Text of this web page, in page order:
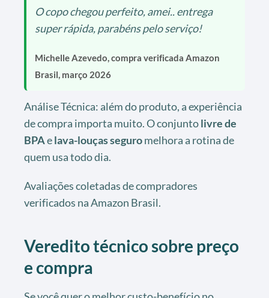
O copo chegou perfeito, amei.. entrega
super rápida, parabéns pelo serviço!
Michelle Azevedo, compra verificada Amazon
Brasil, março 2026
Análise Técnica: além do produto, a experiência
de compra importa muito. O conjuntolivre de
BPAelava-louças seguromelhora a rotina de
quem usa todo dia.
Avaliações coletadas de compradores
verificados na Amazon Brasil.
Veredito técnico sobre preço
e compra